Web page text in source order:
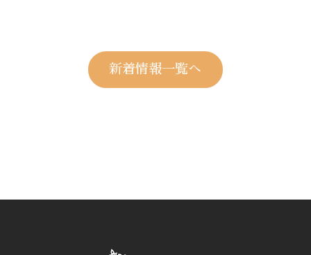
新着情報一覧へ